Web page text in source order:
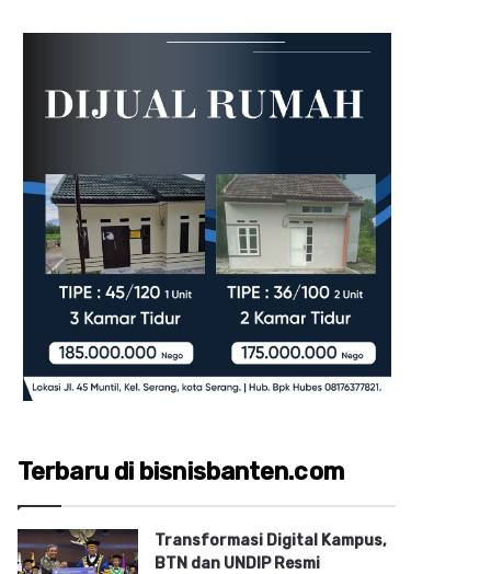
Terbaru di bisnisbanten.com
Transformasi Digital Kampus,
BTN dan UNDIP Resmi